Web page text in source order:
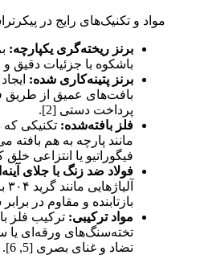
مواد و تکنیک‌های رایج در
برنز ریخته‌گری یکپارچه:
باشکوه با جزئیات دقیق و
برنز پتینه‌کاری شده:
بافت‌های عمیق از طریق
پرداخت دستی [2].
فلز بافته‌شده: تکنیکی که
مانند پارچه به هم بافته
فیگوراتیو یا انتزاعی خلق
فولاد ضد زنگ با جلای
بازتابنده و مقاوم در
مواد ترکیبی: ترکیب فلز
تخته‌سنگ‌های ورقه‌ای یا
تضاد و غنای بصری [5, 6].